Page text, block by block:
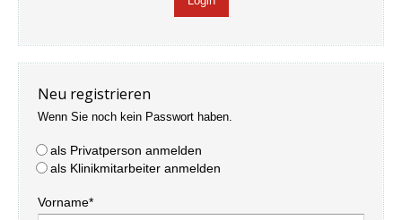
Neu registrieren
Wenn Sie noch kein Passwort haben.
als Privatperson anmelden
als Klinikmitarbeiter anmelden
Vorname*